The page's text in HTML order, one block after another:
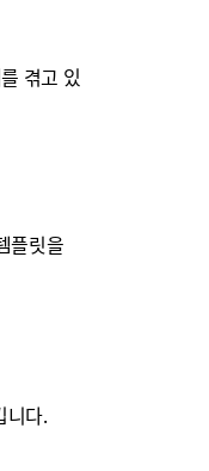
겪고 있
플릿을
니다.